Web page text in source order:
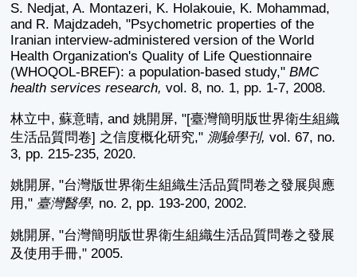
S. Nedjat, A. Montazeri, K. Holakouie, K. Mohammad,
and R. Majdzadeh, "Psychometric properties of the
Iranian interview-administered version of the World
Health Organization's Quality of Life Questionnaire
(WHOQOL-BREF): a population-based study,"BMC
health services research,vol. 8, no. 1, pp. 1-7, 2008.
林立中, 蘇意晴, and 姚開屏, "[臺灣簡明版世界衛生組織
生活品質問卷] 之信度概化研究," 測驗學刊,vol. 67, no.
3, pp. 215-235, 2020.
姚開屏, "台灣版世界衛生組織生活品質問卷之發展與應
用," 臺灣醫學, no. 2, pp. 193-200, 2002.
姚開屏, "台灣簡明版世界衛生組織生活品質問卷之發展
及使用手冊," 2005.